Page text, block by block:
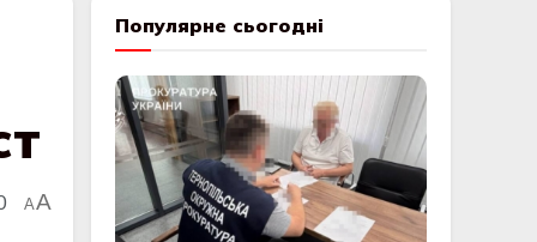
AA
Популярне сьогодні